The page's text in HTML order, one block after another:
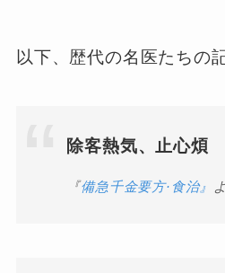
以下、歴代の名医たちの
除客熱気、止心煩
『備急千金要方·食治』